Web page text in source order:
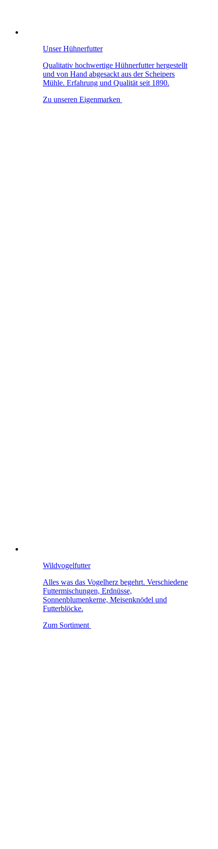
Unser Hühnerfutter
Qualitativ hochwertige Hühnerfutter hergestellt
und von Hand abgesackt aus der Scheipers
Mühle. Erfahrung und Qualität seit 1890.
Zu unseren Eigenmarken
Wildvogelfutter
Alles was das Vogelherz begehrt. Verschiedene
Futtermischungen, Erdnüsse,
Sonnenblumenkerne, Meisenknödel und
Futterblöcke.
Zum Sortiment